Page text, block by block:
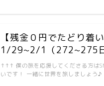
【残金０円でたどり着
1/29~2/1（272~275日
↑↑↑ 僕の旅を応援してくださる方は
いです！ 一緒に世界を旅しましょう